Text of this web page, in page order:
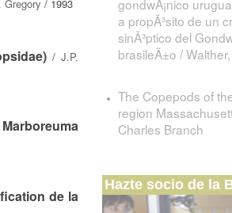
Gregory / 1993
/ J.P.
de la
gondwÃ¡nico
a propÃ³sito de un
sinÃ³ptico del
brasileÃ±o /
The Copepods of
region
Charles Branch
Hazte socio de la